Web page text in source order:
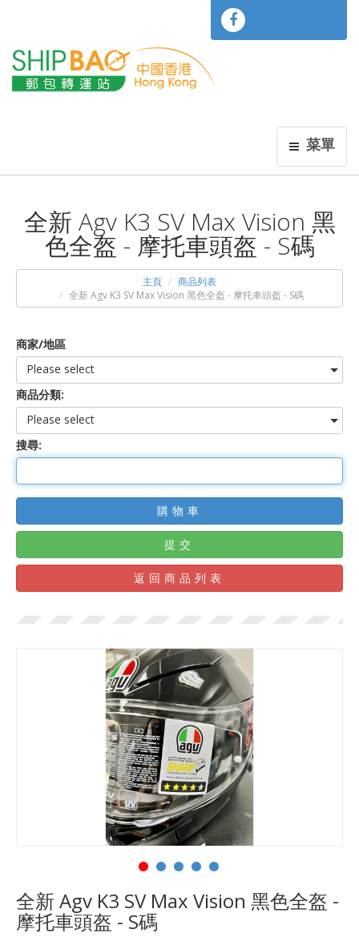
菜單
全新 Agv K3 SV Max Vision 黑
色全盔 - 摩托車頭盔 - S碼
主頁
商品列表
全新 Agv K3 SV Max Vision 黑色全盔 - 摩托車頭盔 - S碼
商家/地區
Please select
商品分類:
Please select
搜尋:
購物車
提交
返回商品列表
全新 Agv K3 SV Max Vision 黑色全盔 -
摩托車頭盔 - S碼